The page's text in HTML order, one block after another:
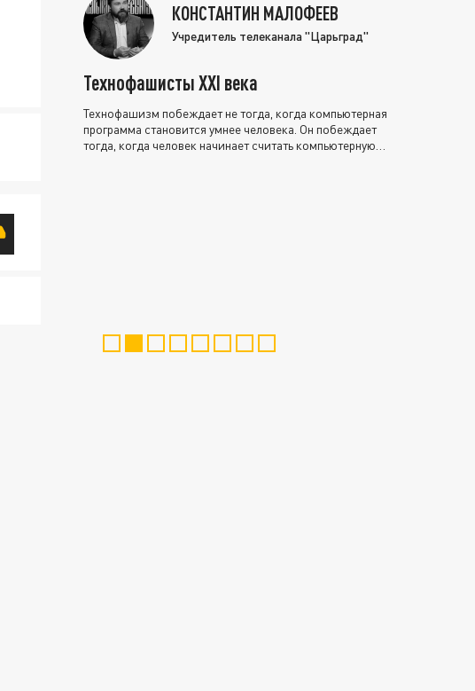
КОНСТАНТИН МАЛОФЕЕВ
Учредитель телеканала "Царьград"
Технофашисты XXI века
Технофашизм побеждает не тогда, когда компьютерная
программа становится умнее человека. Он побеждает
тогда, когда человек начинает считать компьютерную